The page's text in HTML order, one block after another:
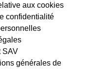
aux cookies
confidentialité
SAV
générales de